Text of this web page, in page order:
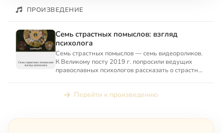
ПРОИЗВЕДЕНИЕ
Семь страстных помыслов: взгляд
психолога
Семь страстных помыслов — семь видеороликов.
К Великому посту 2019 г. попросили ведущих
православных психологов рассказать о страстных
Перейти к произведению